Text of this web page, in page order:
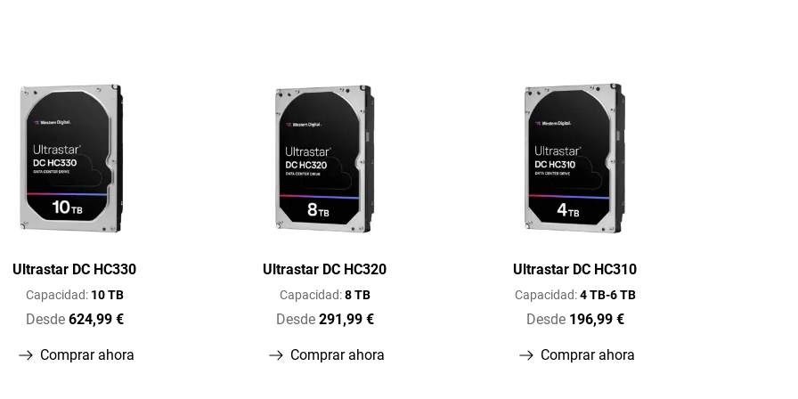
Ultrastar DC HC330
Capacidad: 10 TB
Desde 624,99 €
Comprar ahora
Ultrastar DC HC320
Capacidad:8 TB
Desde 291,99 €
Comprar ahora
Ultrastar DC HC310
Capacidad:4 TB-6 TB
Desde 196,99 €
Comprar ahora